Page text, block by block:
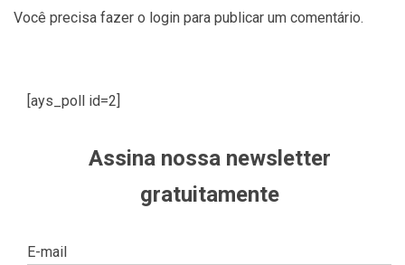
Você precisa fazer o login para publicar um comentário.
[ays_poll id=2]
Assina nossa newsletter
gratuitamente
E-mail